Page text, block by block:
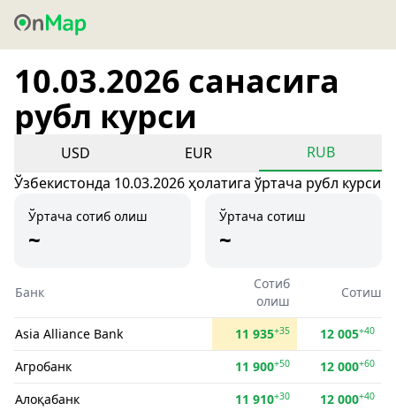
10.03.2026 санасига
рубл курси
USD EUR
RUB
Ўзбекистонда 10.03.2026 ҳолатига ўртача рубл курси
Ўртача сотиб олиш
~
Ўртача сотиш
~
Банк
Сотиб
олиш
Сотиш
Asia Alliance Bank 11 935+35 12 005+40
Агробанк 11 900+50 12 000+60
Алоқабанк 11 910+30 12 000+40